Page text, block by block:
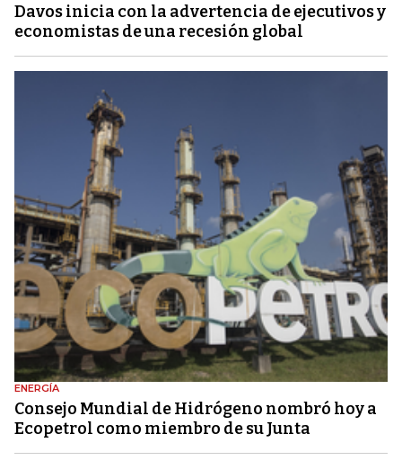
Davos inicia con la advertencia de ejecutivos y
economistas de una recesión global
ENERGÍA
Consejo Mundial de Hidrógeno nombró hoy a
Ecopetrol como miembro de su Junta